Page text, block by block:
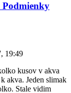
19:49
kusov v akva
akva. Jeden slimak
Stale vidim